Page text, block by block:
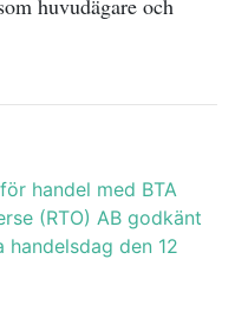
huvudägare och
handel med BTA
(RTO) AB godkänt
den 12